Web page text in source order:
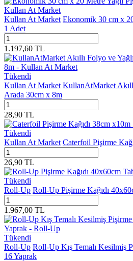
Kullan At Market Ekonomik 30 cm x
1 Adet
1.197,60 TL
Tükendi
Kullan At Market KullanAtMarket
Arada 30cm x 8m
28,90 TL
Tükendi
Kullan At Market Caterfoil Pişirme
26,90 TL
Tükendi
Roll-Up Roll-Up Pişirme Kağıdı
1.967,00 TL
Tükendi
Roll-Up Roll-Up Kış Temalı Kesilmiş
16 Yaprak